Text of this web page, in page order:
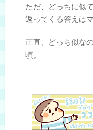
ただ、どっちに似
返ってくる答えは
正直、どっち似な
頃。